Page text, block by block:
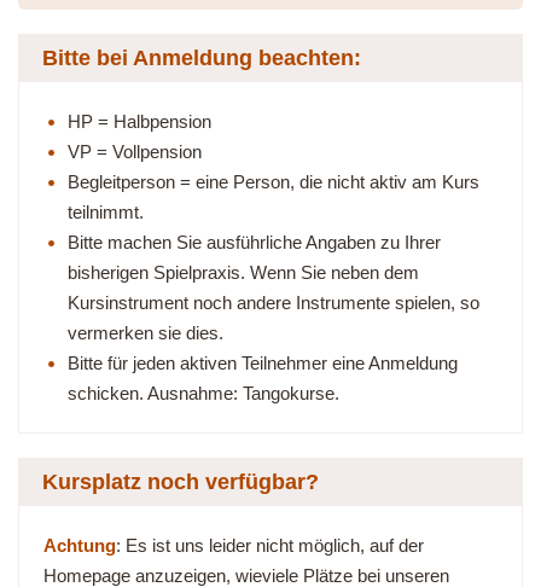
Bitte bei Anmeldung beachten:
HP = Halbpension
VP = Vollpension
Begleitperson = eine Person, die nicht aktiv am Kurs
teilnimmt.
Bitte machen Sie ausführliche Angaben zu Ihrer
bisherigen Spielpraxis. Wenn Sie neben dem
Kursinstrument noch andere Instrumente spielen, so
vermerken sie dies.
Bitte für jeden aktiven Teilnehmer eine Anmeldung
schicken. Ausnahme: Tangokurse.
Kursplatz noch verfügbar?
Achtung: Es ist uns leider nicht möglich, auf der
Homepage anzuzeigen, wieviele Plätze bei unseren